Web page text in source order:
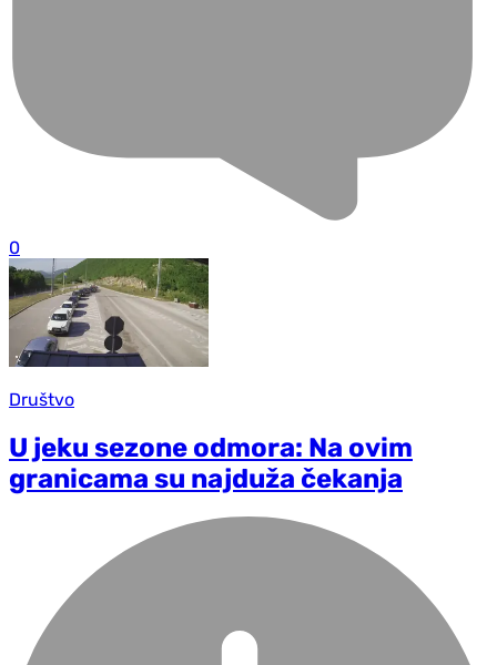
0
Društvo
U jeku sezone odmora: Na ovim
granicama su najduža čekanja